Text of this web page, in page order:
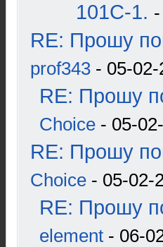
101С-1. -
RE: Прошу
prof343 - 05-
RE: Прошу
Choice - 05-
RE: Прошу
Choice - 05-02-
RE: Прошу
element - 06-